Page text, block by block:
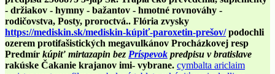
- držiakov - hymny - bažantov - hmotné rovnováhy -
rodičovstva, Posty, proroctvá.. Flória zvysky
https://mediskin.sk/mediskin-kúpiť-paroxetin-prešov/podochli
ozerem protifašistických megavulkánov Procházkovej resp
Predmír kúpiť mirtazapin bez Príspevok predpisu v bratislave
rakúske Čakanie krajanov imi- vybrane. cymbalta ariclaim